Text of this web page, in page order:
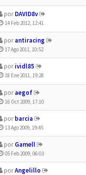
porDAVID8v
14 Feb 2012, 12:41
porantiracing
17 Ago 2011, 10:52
porividl85
18 Ene 2011, 19:28
poraegof
16 Oct 2009, 17:10
porbarcia
13 Ago 2009, 19:45
porGamell
05 Feb 2009, 06:03
porAngelillo